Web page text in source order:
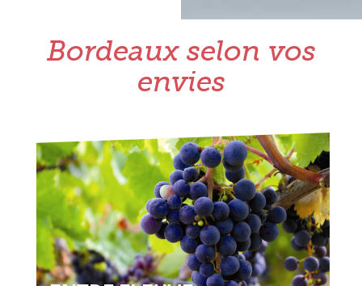
Bordeaux selon vos
envies